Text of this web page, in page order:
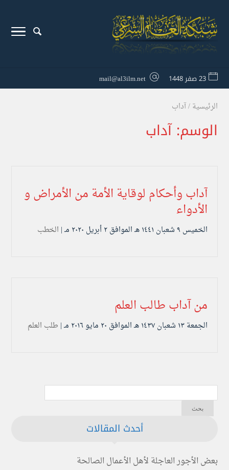
23 صفر 1448 mail@al3ilm.net
الرئيسية/آداب
الوسم:آداب
آداب وأحكام لوقاية الأمة من الأمراض و
الأدواء
الخميس ۹ شعبان ۱٤٤۱ هـ الموافق ۲ أبريل ۲۰۲۰ مـ | الخطب
من آداب طالب العلم
الجمعة ۱۳ شعبان ۱٤۳۷ هـ الموافق ۲۰ مايو ۲۰۱٦ مـ | طلب العلم
أحدث المقالات
بعض الأجور العاجلة لأهل الأعمال الصالحة